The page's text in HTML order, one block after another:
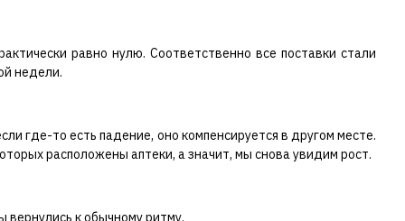
равно нулю. Соответственно все поставки стали
недели.
где-то есть падение, оно компенсируется в другом месте.
расположены аптеки, а значит, мы снова увидим рост.
к обычному ритму.